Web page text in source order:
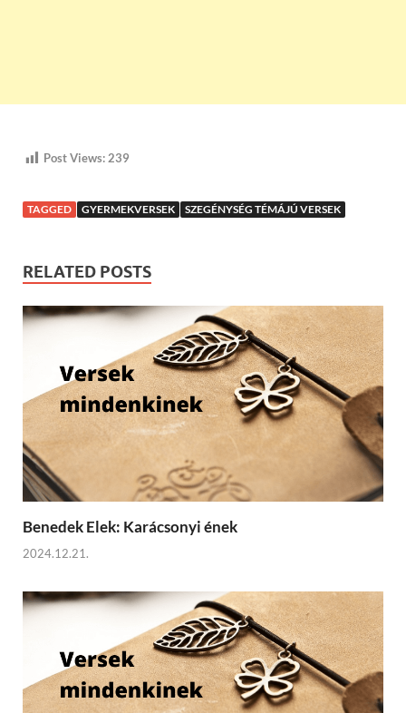
Post Views: 239
TAGGED GYERMEKVERSEK SZEGÉNYSÉG TÉMÁJÚ VERSEK
RELATED POSTS
Benedek Elek: Karácsonyi ének
2024.12.21.